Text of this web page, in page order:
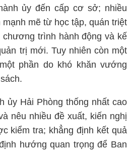
ủy đến cấp cơ sở; nhiều
mẽ từ học tập, quán triệt
trình hành động và kế
trị mới. Tuy nhiên còn một
phần do khó khăn vướng
ủy Hải Phòng thống nhất cao
nêu nhiều đề xuất, kiến nghị
kiểm tra; khẳng định kết quả
hướng quan trọng để Ban